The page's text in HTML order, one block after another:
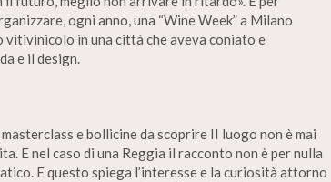
ogni anno, una “Wine Week” a Milano
vitivinicolo in una città che aveva coniato e
e il design.
e bollicine da scoprire II luogo non è mai
E nel caso di una Reggia il racconto non è per nulla
E questo spiega l’interesse e la curiosità attorno